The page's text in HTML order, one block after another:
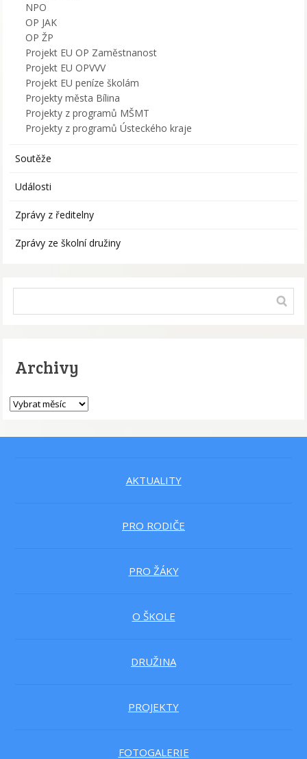
NPO
OP JAK
OP ŽP
Projekt EU OP Zaměstnanost
Projekt EU OPVVV
Projekt EU peníze školám
Projekty města Bílina
Projekty z programů MŠMT
Projekty z programů Ústeckého kraje
Soutěže
Události
Zprávy z ředitelny
Zprávy ze školní družiny
Archivy
AKTUALITY
PRO RODIČE
PRO ŽÁKY
O ŠKOLE
DRUŽINA
PROJEKTY
FOTOGALERIE